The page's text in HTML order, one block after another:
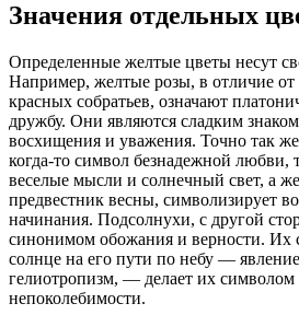
Значения отдельных
Определенные желтые цветы несут
Например, желтые розы, в отличие от
красных собратьев, означают
дружбу. Они являются сладким
восхищения и уважения. Точно так
когда-то символ безнадежной любви,
веселые мысли и солнечный свет, а
предвестник весны, символизирует
начинания. Подсолнухи, с другой
синонимом обожания и верности. Их
солнце на его пути по небу —
гелиотропизм, — делает их
непоколебимости.